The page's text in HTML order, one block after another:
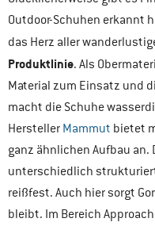
Outdoor-Schuhen erkannt
das Herz aller
Produktlinie. Als
Material zum Einsatz und
macht die Schuhe
Hersteller Mammut bietet
ganz ähnlichen Aufbau an.
unterschiedlich
reißfest. Auch hier sorgt
bleibt. Im Bereich